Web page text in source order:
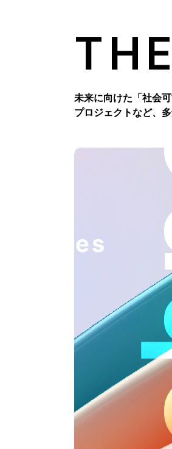
未来に向けた「社会
プロジェクトなど、